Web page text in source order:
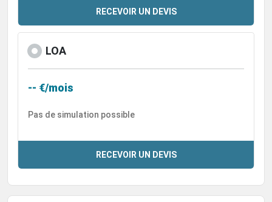
RECEVOIR UN DEVIS
LOA
-- €/mois
Pas de simulation possible
RECEVOIR UN DEVIS